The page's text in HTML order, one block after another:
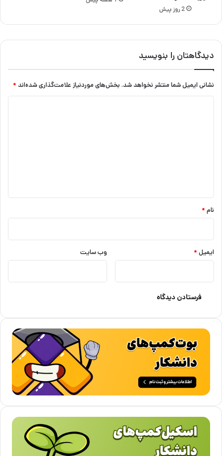
2 روز پیش
دیدگاهتان را بنویسید
نشانی ایمیل شما منتشر نخواهد شد. بخش‌های موردنیاز علامت‌گذاری شده‌اند *
نام *
ایمیل * وب‌ سایت